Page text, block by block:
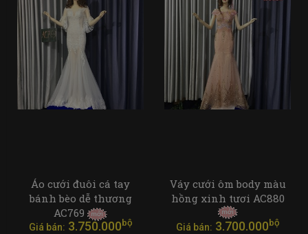
Áo cưới đuôi cá tay
bánh bèo dễ thương
AC769
Giá bán: 3.750.000bộ
Váy cưới ôm body màu
hồng xinh tươi AC880
Giá bán: 3.700.000bộ